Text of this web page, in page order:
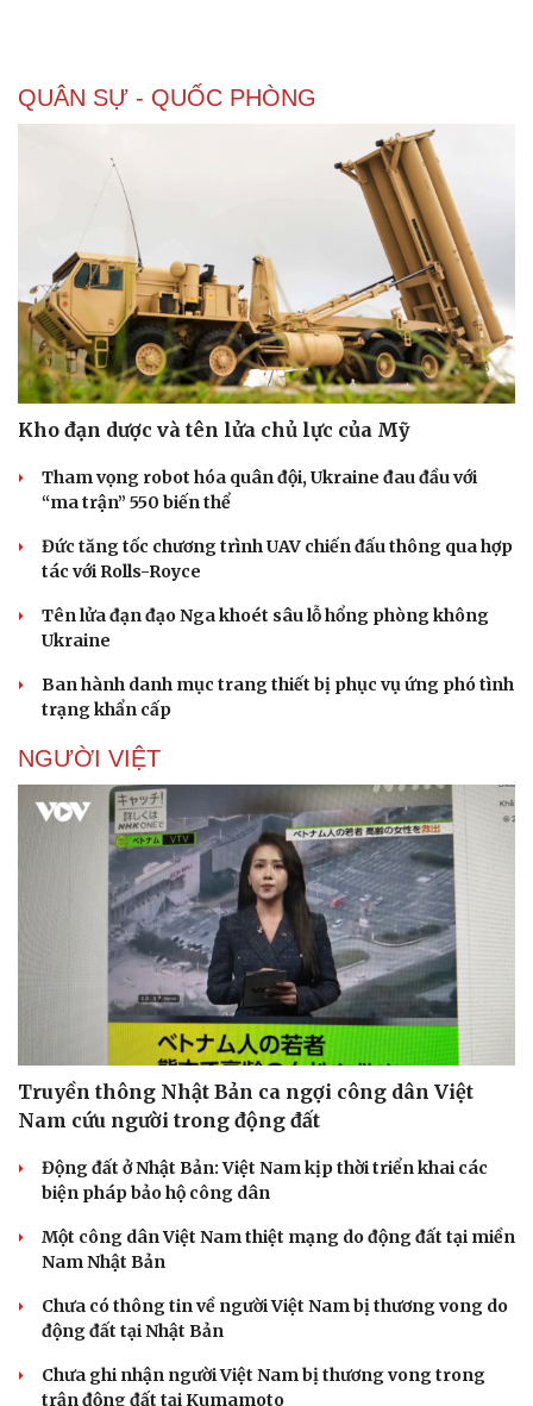
QUÂN SỰ - QUỐC PHÒNG
Kho đạn dược và tên lửa chủ lực của Mỹ
Tham vọng robot hóa quân đội, Ukraine đau đầu với
“ma trận” 550 biến thể
Đức tăng tốc chương trình UAV chiến đấu thông qua hợp
tác với Rolls-Royce
Tên lửa đạn đạo Nga khoét sâu lỗ hổng phòng không
Ukraine
Ban hành danh mục trang thiết bị phục vụ ứng phó tình
trạng khẩn cấp
NGƯỜI VIỆT
Truyền thông Nhật Bản ca ngợi công dân Việt
Nam cứu người trong động đất
Động đất ở Nhật Bản: Việt Nam kịp thời triển khai các
biện pháp bảo hộ công dân
Một công dân Việt Nam thiệt mạng do động đất tại miền
Nam Nhật Bản
Chưa có thông tin về người Việt Nam bị thương vong do
động đất tại Nhật Bản
Chưa ghi nhận người Việt Nam bị thương vong trong
trận động đất tại Kumamoto